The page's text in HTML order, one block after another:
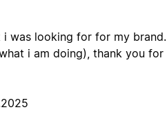
i was looking for for my
i am doing), thank you